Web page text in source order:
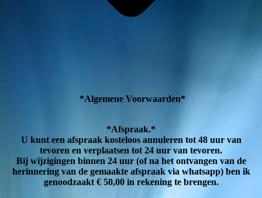
*Algemene Voorwaarden*
*Afspraak.*
U kunt een afspraak kosteloos annuleren tot 48 uur van
tevoren en verplaatsen tot 24 uur van tevoren.
Bij wijzigingen binnen 24 uur (of na het ontvangen van de
herinnering van de gemaakte afspraak via whatsapp) ben ik
genoodzaakt € 50,00 in rekening te brengen.